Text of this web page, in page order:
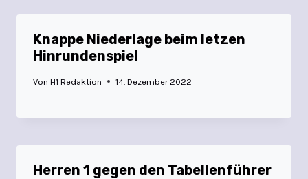
Knappe Niederlage beim letzen
Hinrundenspiel
Von H1 Redaktion 14. Dezember 2022
Herren 1 gegen den Tabellenführer